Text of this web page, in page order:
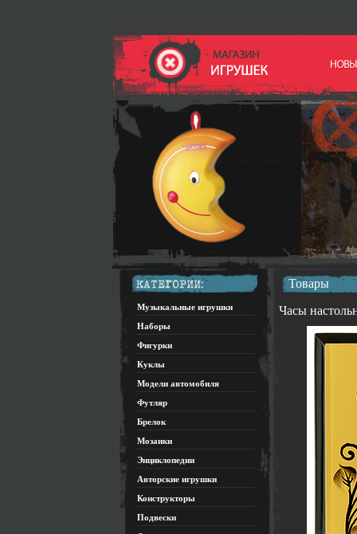
Музыкальные игрушки
Наборы
Фигурки
Куклы
Модели автомобиля
Футляр
Брелок
Мозаики
Энциклопедии
Авторские игрушки
Конструкторы
Подвески
Товары
Часы